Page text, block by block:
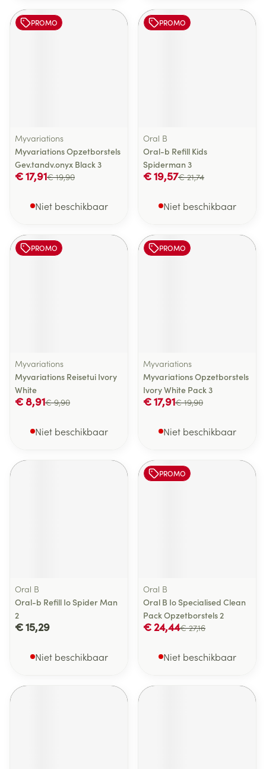
PROMO
Myvariations
Myvariations Opzetborstels
Gev.tandv.onyx Black 3
€ 19,90
€ 17,91
Niet beschikbaar
PROMO
Oral B
Oral-b Refill Kids
Spiderman 3
€ 21,74
€ 19,57
Niet beschikbaar
PROMO
Myvariations
Myvariations Reisetui Ivory
White
€ 9,90
€ 8,91
Niet beschikbaar
PROMO
Myvariations
Myvariations Opzetborstels
Ivory White Pack 3
€ 19,90
€ 17,91
Niet beschikbaar
Oral B
Oral-b Refill Io Spider Man
2
€ 15,29
Niet beschikbaar
PROMO
Oral B
Oral B Io Specialised Clean
Pack Opzetborstels 2
€ 27,16
€ 24,44
Niet beschikbaar